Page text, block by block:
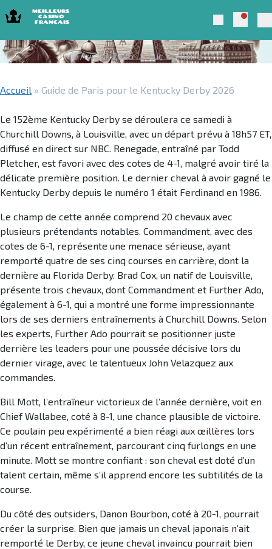
Skip to navigation
Skip to content
Meilleurs Casino Francais 2025
Search
Guide de Paris pour le Kentucky Derby
Avr 27, 2026 Luc Lemaire
Accueil » Guide de Paris pour le Kentucky Derby 2026
Le 152ème Kentucky Derby se déroulera ce samedi à
Churchill Downs, à Louisville, avec un départ prévu à 18h57 ET,
diffusé en direct sur NBC. Renegade, entraîné par Todd
Pletcher, est favori avec des cotes de 4-1, malgré avoir tiré la
délicate première position. Le dernier cheval à avoir gagné le
Kentucky Derby depuis le numéro 1 était Ferdinand en 1986.
Le champ de cette année comprend 20 chevaux avec
plusieurs prétendants notables. Commandment, avec des
cotes de 6-1, représente une menace sérieuse, ayant
remporté quatre de ses cinq courses en carrière, dont la
dernière au Florida Derby. Brad Cox, un natif de Louisville,
présente trois chevaux, dont Commandment et Further Ado,
également à 6-1, qui a montré une forme impressionnante
lors de ses derniers entraînements à Churchill Downs. Selon
les experts, Further Ado pourrait se positionner juste
derrière les leaders pour une poussée décisive lors du
dernier virage, avec le talentueux John Velazquez aux
commandes.
Bill Mott, l’entraîneur victorieux de l’année dernière, voit en
Chief Wallabee, coté à 8-1, une chance plausible de victoire.
Ce poulain peu expérimenté a bien réagi aux œillères lors
d’un récent entraînement, parcourant cinq furlongs en une
minute. Mott se montre confiant : son cheval est doté d’un
talent certain, même s’il apprend encore les subtilités de la
course.
Du côté des outsiders, Danon Bourbon, coté à 20-1, pourrait
créer la surprise. Bien que jamais un cheval japonais n’ait
remporté le Derby, ce jeune cheval invaincu pourrait bien